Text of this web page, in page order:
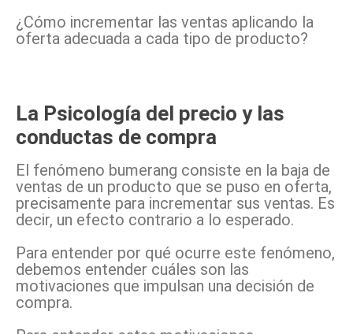
¿Cómo incrementar las ventas aplicando la
oferta adecuada a cada tipo de producto?
La Psicología del precio y las
conductas de compra
El fenómeno bumerang consiste en la baja de
ventas de un producto que se puso en oferta,
precisamente para incrementar sus ventas. Es
decir, un efecto contrario a lo esperado.
Para entender por qué ocurre este fenómeno,
debemos entender cuáles son las
motivaciones que impulsan una decisión de
compra.